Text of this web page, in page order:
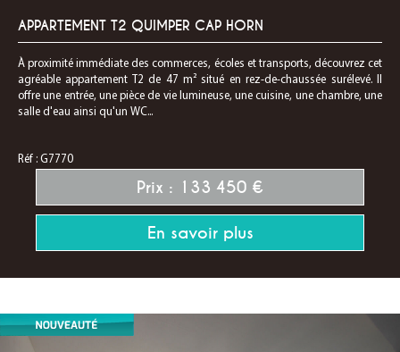
APPARTEMENT T2 QUIMPER CAP HORN
À proximité immédiate des commerces, écoles et transports, découvrez cet
agréable appartement T2 de 47 m² situé en rez-de-chaussée surélevé. Il
offre une entrée, une pièce de vie lumineuse, une cuisine, une chambre, une
salle d'eau ainsi qu'un WC...
Réf : G7770
Prix : 133 450 €
En savoir plus